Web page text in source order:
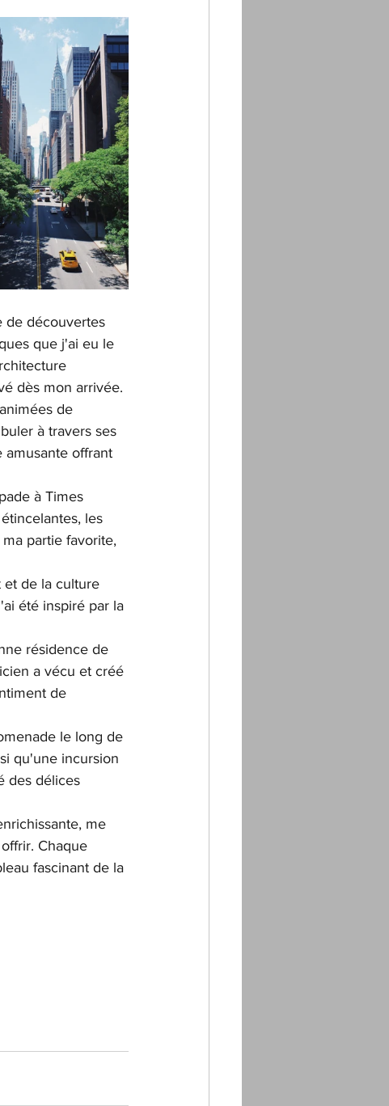
de découvertes
que j'ai eu le
dès mon arrivée.
de
à travers ses
amusante offrant
à Times
les
partie favorite,
et de la culture
été inspiré par la
résidence de
a vécu et créé
de
le long de
qu'une incursion
des délices
me
Chaque
fascinant de la